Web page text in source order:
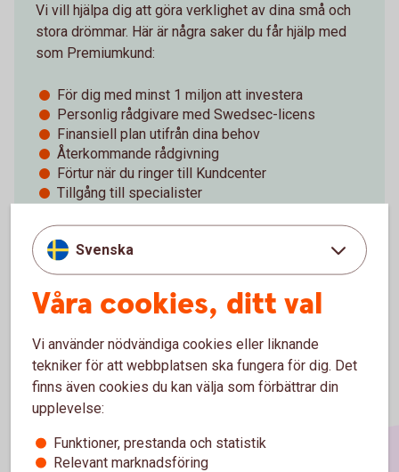
Vi vill hjälpa dig att göra verklighet av dina små och
stora drömmar. Här är några saker du får hjälp med
som Premiumkund:
För dig med minst 1 miljon att investera
Personlig rådgivare med Swedsec-licens
Finansiell plan utifrån dina behov
Återkommande rådgivning
Förtur när du ringer till Kundcenter
Tillgång till specialister
event
Svenska
Våra cookies, ditt val
Vi använder nödvändiga cookies eller liknande
tekniker för att webbplatsen ska fungera för dig. Det
finns även cookies du kan välja som förbättrar din
upplevelse:
Funktioner, prestanda och statistik
Relevant marknadsföring